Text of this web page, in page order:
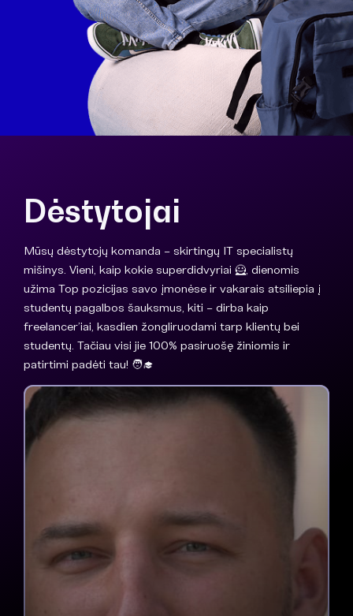
Dėstytojai
Mūsų dėstytojų komanda – skirtingų IT specialistų
mišinys. Vieni, kaip kokie superdidvyriai 🦸, dienomis
užima Top pozicijas savo įmonėse ir vakarais atsiliepia į
studentų pagalbos šauksmus, kiti – dirba kaip
freelancer’iai, kasdien žongliruodami tarp klientų bei
studentų. Tačiau visi jie 100% pasiruošę žiniomis ir
patirtimi padėti tau! 🧑‍🎓